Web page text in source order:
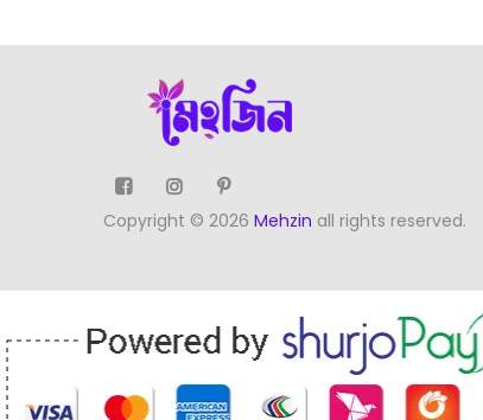
Copyright © 2026 Mehzin all rights reserved.